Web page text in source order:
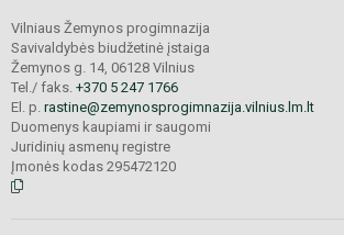
Vilniaus Žemynos progimnazija
Savivaldybės biudžetinė įstaiga
Žemynos g. 14, 06128 Vilnius
Tel./ faks. +370 5 247 1766
El. p. rastine@zemynosprogimnazija.vilnius.lm.lt
Duomenys kaupiami ir saugomi
Juridinių asmenų registre
Įmonės kodas 295472120